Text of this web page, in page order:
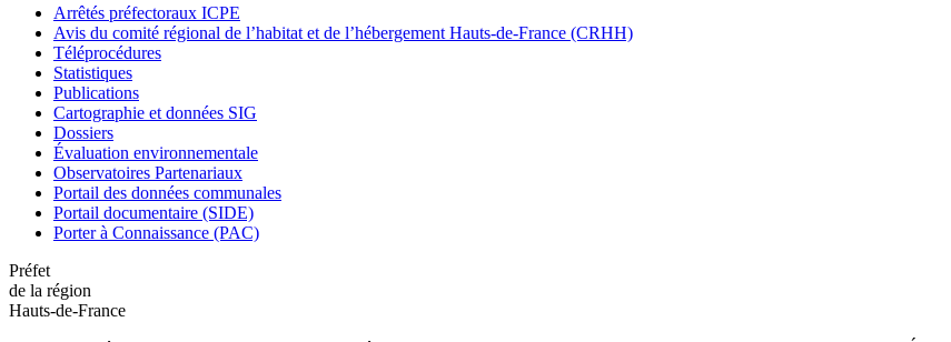
Arrêtés préfectoraux ICPE
Avis du comité régional de l’habitat et de l’hébergement Hauts-de-France (CRHH)
Téléprocédures
Statistiques
Publications
Cartographie et données SIG
Dossiers
Évaluation environnementale
Observatoires Partenariaux
Portail des données communales
Portail documentaire (SIDE)
Porter à Connaissance (PAC)
Préfet
de la région
Hauts-de-France